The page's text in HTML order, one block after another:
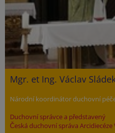
Mgr. et Ing. Václav
Národní koordinátor duchovní
Duchovní správce a představený
Česká duchovní správa Arcidiecéze